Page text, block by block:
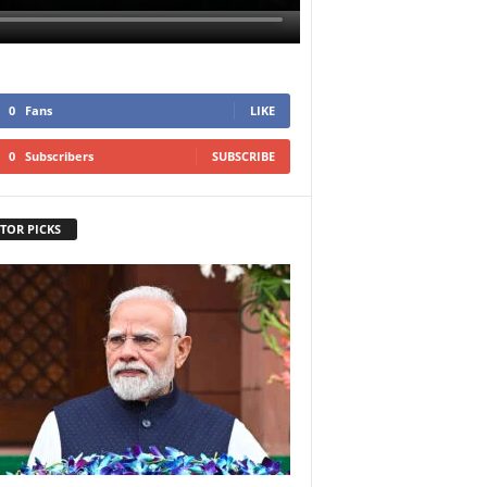
0 Fans LIKE
0 Subscribers SUBSCRIBE
PICKS